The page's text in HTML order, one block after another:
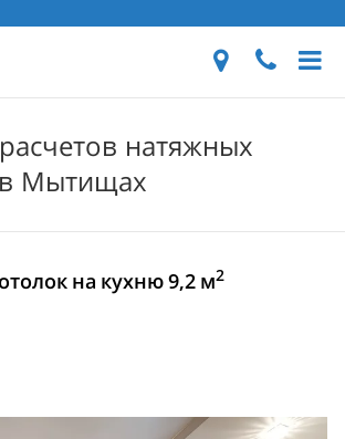
натяжных
Мытищах
на кухню 9,2 м2